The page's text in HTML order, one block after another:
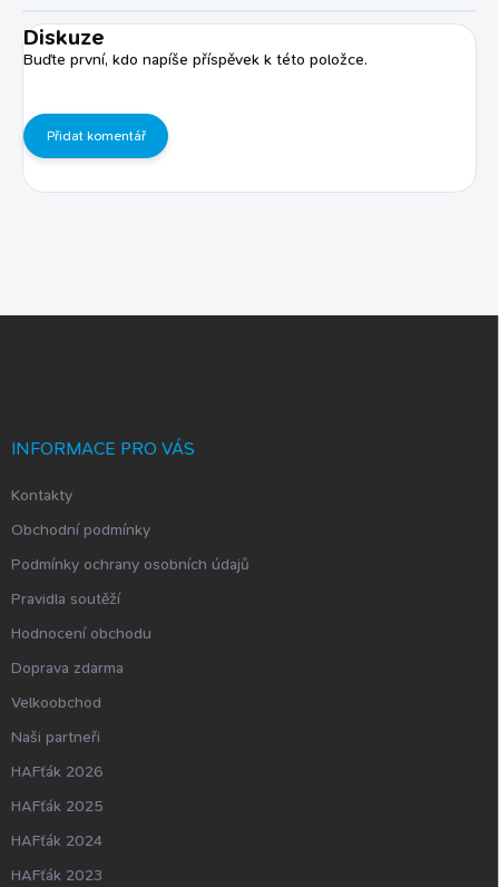
Diskuze
Buďte první, kdo napíše příspěvek k této položce.
Přidat komentář
INFORMACE PRO VÁS
Kontakty
Obchodní podmínky
Podmínky ochrany osobních údajů
Pravidla soutěží
Hodnocení obchodu
Doprava zdarma
Velkoobchod
Naši partneři
HAFťák 2026
HAFťák 2025
HAFťák 2024
HAFťák 2023